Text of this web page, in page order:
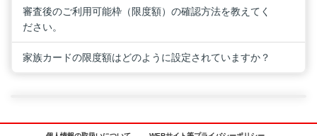
審査後のご利用可能枠（限度額）の確認方法を教えてく
ださい。
家族カードの限度額はどのように設定されていますか？